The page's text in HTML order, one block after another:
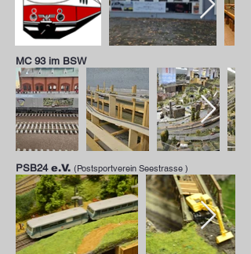
MC 93 im BSW
PSB24e.V. (Postsportverein Seestrasse )